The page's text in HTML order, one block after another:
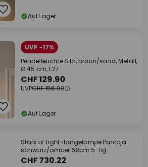
Auf Lager
UVP -17%
Pendelleuchte Sila, braun/sand, Metall,
Ø 45 cm, E27
CHF 129.90
UVPCHF 156.90
Auf Lager
Stars of Light Hängelampe Pantoja
schwarz/amber 68cm 5-flg.
CHF 730.22